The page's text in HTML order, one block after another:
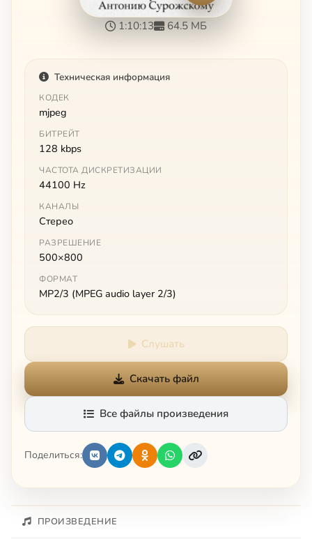
1:10:13 64.5 МБ
Техническая информация
КОДЕК
mjpeg
БИТРЕЙТ
128 kbps
ЧАСТОТА ДИСКРЕТИЗАЦИИ
44100 Hz
КАНАЛЫ
Стерео
РАЗРЕШЕНИЕ
500×800
ФОРМАТ
MP2/3 (MPEG audio layer 2/3)
Слушать
Скачать файл
Все файлы произведения
Поделиться:
ПРОИЗВЕДЕНИЕ